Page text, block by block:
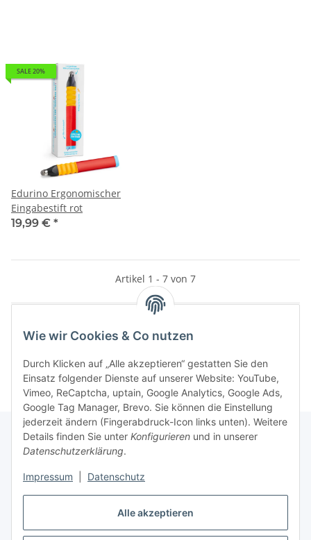
Alle akzeptieren
Wie wir Cookies & Co nutzen
Durch Klicken auf „Alle akzeptieren“ gestatten Sie den
Einsatz folgender Dienste auf unserer Website: YouTube,
Vimeo, ReCaptcha, uptain, Google Analytics, Google Ads,
Google Tag Manager, Brevo. Sie können die Einstellung
jederzeit ändern (Fingerabdruck-Icon links unten). Weitere
Details finden Sie unter Konfigurieren und in unserer
Datenschutzerklärung.
Impressum Datenschutz
SALE 20%
Edurino Ergonomischer
Eingabestift rot
19,99 € *
Artikel 1 - 7 von 7
Gesetzliche Informationen